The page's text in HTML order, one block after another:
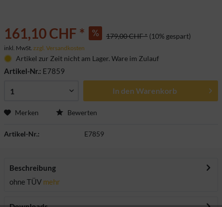
161,10 CHF * 179,00 CHF * (10% gespart)
inkl. MwSt. zzgl. Versandkosten
Artikel zur Zeit nicht am Lager. Ware im Zulauf
Artikel-Nr.: E7859
In den Warenkorb
Merken Bewerten
Artikel-Nr.: E7859
Beschreibung
ohne TÜV mehr